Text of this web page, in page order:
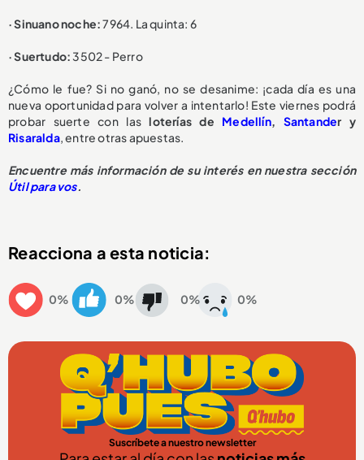
· Sinuano noche:7964. La quinta: 6
· Suertudo: 3502 - Perro
¿Cómo le fue? Si no ganó, no se desanime: ¡cada día es una
nueva oportunidad para volver a intentarlo! Este viernes podrá
probar suerte con lasloterías de Medellín, Santander y
Risaralda, entre otras apuestas.
Encuentre más información de su interés en nuestra sección
Útil para vos.
Reacciona a esta noticia:
0% 0% 0% 0%
Suscríbete a nuestro newsletter